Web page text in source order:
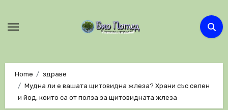
Home
здраве
Мудна ли е вашата щитовидна жлеза? Храни със селен
и йод, които са от полза за щитовидната жлеза